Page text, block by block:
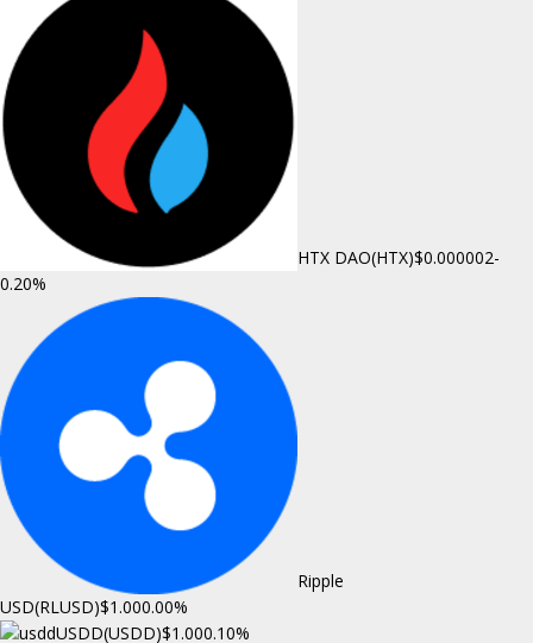
HTX DAO(HTX)$0.000002-
0.20%
Ripple
USD(RLUSD)$1.000.00%
USDD(USDD)$1.000.10%